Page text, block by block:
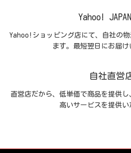
Yahoo!
Yahoo!ショッピング店にて、自社の
ます。最短翌日にお届け
自社直営
直営店だから、低単価で商品を提供
高いサービスを提供い